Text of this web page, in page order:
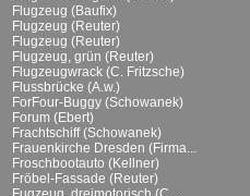
Flugzeug (Baufix)
Flugzeug (Reuter)
Flugzeug (Reuter)
Flugzeug, grün (Reuter)
Flugzeugwrack (C. Fritzsche)
Flussbrücke (A.w.)
ForFour-Buggy (Schowanek)
Forum (Ebert)
Frachtschiff (Schowanek)
Frauenkirche Dresden (Firma...
Froschbootauto (Kellner)
Fröbel-Fassade (Reuter)